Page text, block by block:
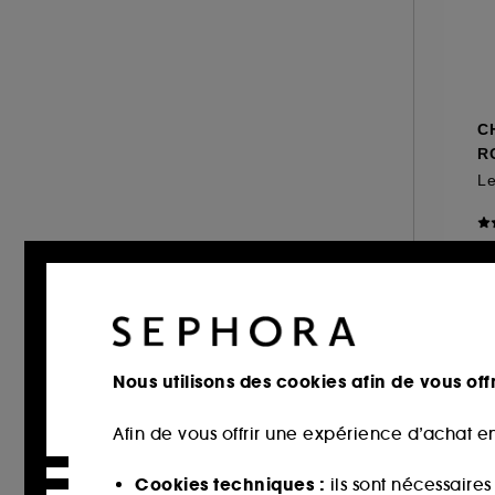
Nous utilisons des cookies afin de vous
Afin de vous offrir une expérience d’achat
Cookies techniques : ils sont